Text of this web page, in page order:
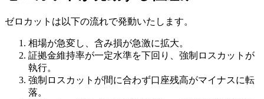
ゼロカットは以下の流れで発動いたします。
相場が急変し、含み損が急激に拡大。
証拠金維持率が一定水準を下回り、強制ロスカットが
執行。
強制ロスカットが間に合わず口座残高がマイナスに転
落。